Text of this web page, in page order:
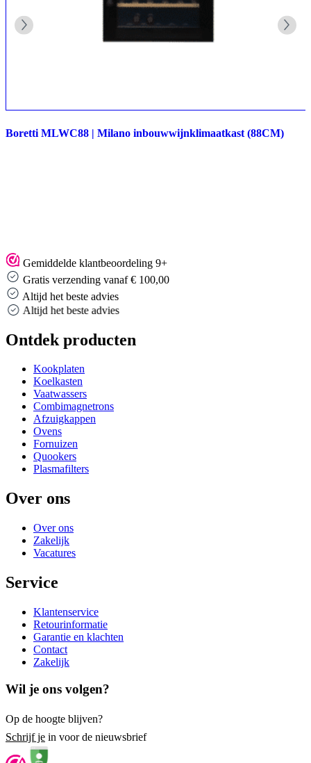
Boretti MLWC88 | Milano inbouwwijnklimaatkast (88CM)
Gemiddelde klantbeoordeling 9+
Gratis verzending vanaf € 100,00
Altijd het beste advies
Altijd het beste advies
Ontdek producten
Kookplaten
Koelkasten
Vaatwassers
Combimagnetrons
Afzuigkappen
Ovens
Fornuizen
Quookers
Plasmafilters
Over ons
Over ons
Zakelijk
Vacatures
Service
Klantenservice
Retourinformatie
Garantie en klachten
Contact
Zakelijk
Wil je ons volgen?
Op de hoogte blijven?
Schrijf je in voor de nieuwsbrief